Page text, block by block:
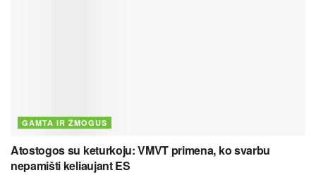
GAMTA IR ŽMOGUS
Atostogos su keturkoju: VMVT primena, ko svarbu
nepamišti keliaujant ES